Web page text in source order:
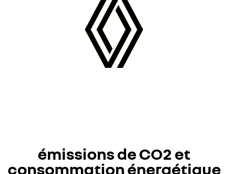
émissions de CO2 et
consommation énergétique